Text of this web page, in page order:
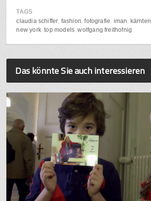
TAGS
claudia schiffer fashion fotografie iman kärnten
new york top models wolfgang freithofnig
Das könnte Sie auch interessieren